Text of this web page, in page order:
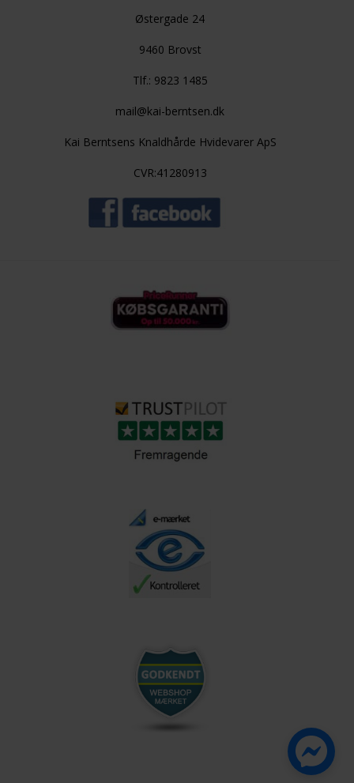
Østergade 24
9460 Brovst
Tlf.: 9823 1485
mail@kai-berntsen.dk
Kai Berntsens Knaldhårde Hvidevarer ApS
CVR:41280913